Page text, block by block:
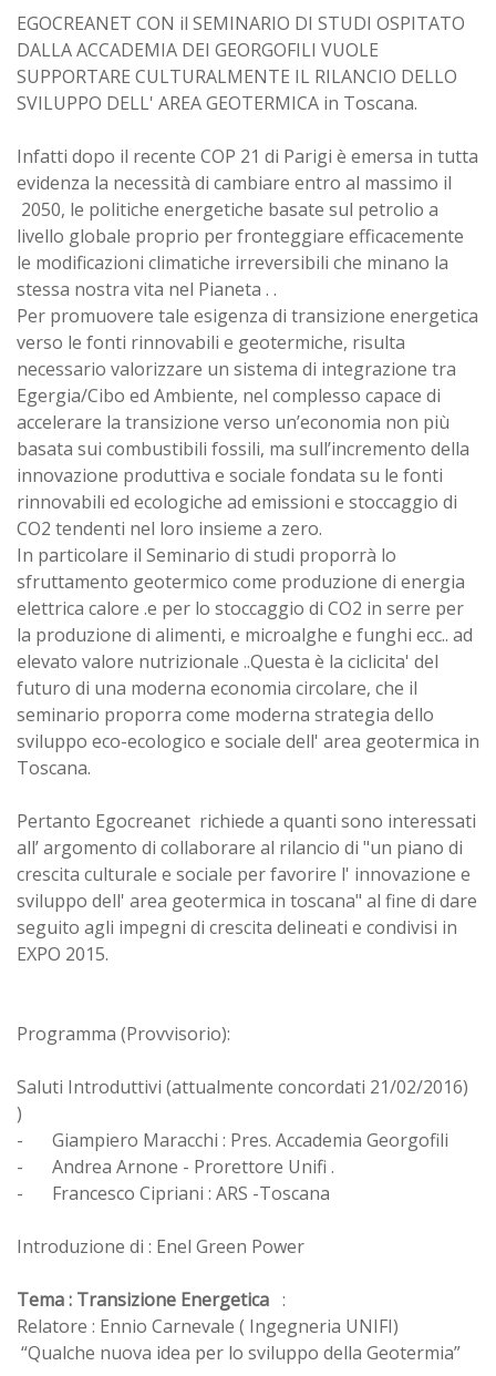
EGOCREANET CON il SEMINARIO DI STUDI OSPITATO
DALLA ACCADEMIA DEI GEORGOFILI VUOLE
SUPPORTARE CULTURALMENTE IL RILANCIO DELLO
SVILUPPO DELL' AREA GEOTERMICA in Toscana.
Infatti dopo il recente COP 21 di Parigi è emersa in tutta
evidenza la necessità di cambiare entro al massimo il
2050, le politiche energetiche basate sul petrolio a
livello globale proprio per fronteggiare efficacemente
le modificazioni climatiche irreversibili che minano la
stessa nostra vita nel Pianeta . .
Per promuovere tale esigenza di transizione energetica
verso le fonti rinnovabili e geotermiche, risulta
necessario valorizzare un sistema di integrazione tra
Egergia/Cibo ed Ambiente, nel complesso capace di
accelerare la transizione verso un’economia non più
basata sui combustibili fossili, ma sull’incremento della
innovazione produttiva e sociale fondata su le fonti
rinnovabili ed ecologiche ad emissioni e stoccaggio di
CO2 tendenti nel loro insieme a zero.
In particolare il Seminario di studi proporrà lo
sfruttamento geotermico come produzione di energia
elettrica calore .e per lo stoccaggio di CO2 in serre per
la produzione di alimenti, e microalghe e funghi ecc.. ad
elevato valore nutrizionale ..Questa è la ciclicita' del
futuro di una moderna economia circolare, che il
seminario proporra come moderna strategia dello
sviluppo eco-ecologico e sociale dell' area geotermica in
Toscana.
Pertanto Egocreanet richiede a quanti sono interessati
all’ argomento di collaborare al rilancio di "un piano di
crescita culturale e sociale per favorire l' innovazione e
sviluppo dell' area geotermica in toscana" al fine di dare
seguito agli impegni di crescita delineati e condivisi in
EXPO 2015.
Programma (Provvisorio):
Saluti Introduttivi (attualmente concordati 21/02/2016)
)
-
Giampiero Maracchi : Pres. Accademia Georgofili
-
Andrea Arnone - Prorettore Unifi .
-
Francesco Cipriani : ARS -Toscana
Introduzione di : Enel Green Power
Tema : Transizione Energetica :
Relatore : Ennio Carnevale ( Ingegneria UNIFI)
“Qualche nuova idea per lo sviluppo della Geotermia”